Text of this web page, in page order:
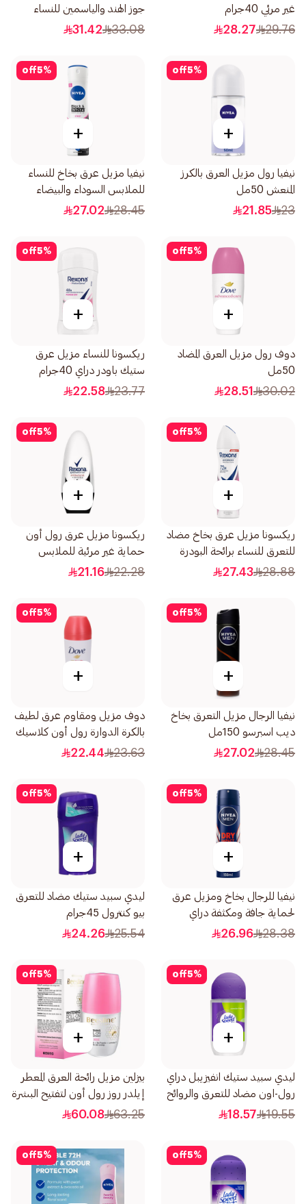
غير مرئي 40جرام
29.76
28.27
جوز الهند والياسمين للنساء
50مل
33.08
31.42
5%
off
+
نيفيا رول مزيل العرق بالكرز
المنعش 50مل
23
21.85
5%
off
+
نيفيا مزيل عرق بخاخ للنساء
للملابس السوداء والبيضاء
150مل
28.45
27.02
5%
off
+
دوف رول مزيل العرق المضاد
50مل
30.02
28.51
5%
off
+
ريكسونا للنساء مزيل عرق
ستيك باودر دراي 40جرام
23.77
22.58
5%
off
+
ريكسونا مزيل عرق بخاخ مضاد
للتعرق للنساء برائحة البودرة
150 مل
28.88
27.43
5%
off
+
ريكسونا مزيل عرق رول أون
حماية غير مرئية للملابس
للنساء 50مل
22.28
21.16
5%
off
+
نيفيا الرجال مزيل التعرق بخاخ
ديب اسبرسو 150مل
28.45
27.02
5%
off
+
دوف مزيل ومقاوم عرق لطيف
بالكرة الدوارة رول أون كلاسيك
1قطعة 50
23.63
22.44
5%
off
+
نيفيا للرجال بخاخ ومزيل عرق
لحماية جافة ومكثفة دراي
إمباكت 150مل
28.38
26.96
5%
off
+
ليدي سبيد ستيك مضاد للتعرق
بيو كنترول 45جرام
25.54
24.26
5%
off
+
ليدي سبيد ستيك انفيزيبل دراي
رول-اون مضاد للتعرق والروائح
الغير محببة باودر فريش 50مل
19.55
18.57
5%
off
+
بيزلين مزيل رائحة العرق المعطر
إيلدر روز رول أون لتفتيح البشرة
50مل
63.25
60.08
5%
off
5%
off